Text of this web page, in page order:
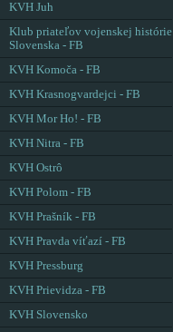
KVH Juh
Klub priateľov vojenskej histórie
Slovenska - FB
KVH Komoča - FB
KVH Krasnogvardejci - FB
KVH Mor Ho! - FB
KVH Nitra - FB
KVH Ostrô
KVH Polom - FB
KVH Prašník - FB
KVH Pravda víťazí - FB
KVH Pressburg
KVH Prievidza - FB
KVH Slovensko